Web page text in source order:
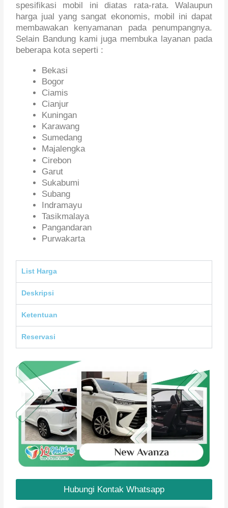
spesifikasi mobil ini diatas rata-rata. Walaupun
harga jual yang sangat ekonomis, mobil ini dapat
membawakan kenyamanan pada penumpangnya.
Selain Bandung kami juga membuka layanan pada
beberapa kota seperti :
Bekasi
Bogor
Ciamis
Cianjur
Kuningan
Karawang
Sumedang
Majalengka
Cirebon
Garut
Sukabumi
Subang
Indramayu
Tasikmalaya
Pangandaran
Purwakarta
List Harga
Deskripsi
Ketentuan
Reservasi
Hubungi Kontak Whatsapp